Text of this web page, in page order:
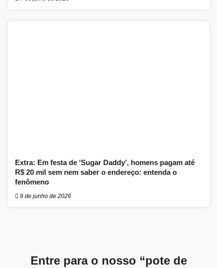
Extra: Em festa de ‘Sugar Daddy’, homens pagam até
R$ 20 mil sem nem saber o endereço: entenda o
fenômeno
9 de junho de 2026
Entre para o nosso “pote de